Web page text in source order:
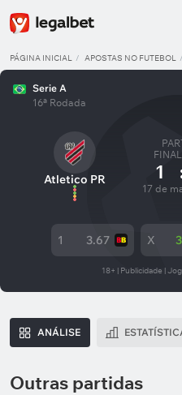
PÁGINA INICIAL APOSTAS NO FUTEBOL
Serie A
16ª Rodada
Atletico PR 1
17 de
1 3.67 X
18+ | Publicidade |
ANÁLISE
Outras partidas